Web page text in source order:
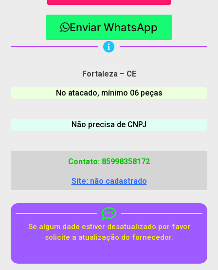
Enviar WhatsApp
Fortaleza – CE
No atacado, mínimo 06 peças
Não precisa de CNPJ
Contato: 85998358172
Site: não cadastrado
Se algum dado estiver desatualizado por favor
solicite a atualização do fornecedor.